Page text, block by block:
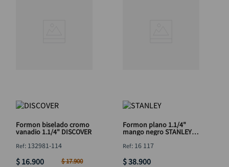
Formon biselado cromo
vanadio 1.1/4" DISCOVER
: 132981-114
$ 16.900 $17.900
Formon plano 1.1/4"
mango negro STANLEY
: 16 117
$38.900